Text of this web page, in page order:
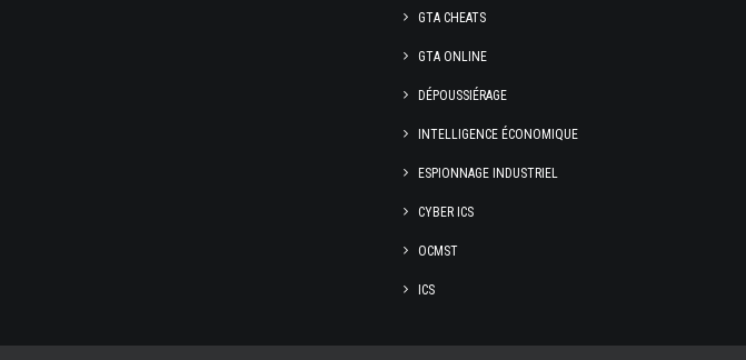
GTA CHEATS
GTA ONLINE
DÉPOUSSIÉRAGE
INTELLIGENCE ÉCONOMIQUE
ESPIONNAGE INDUSTRIEL
CYBER ICS
OCMST
ICS